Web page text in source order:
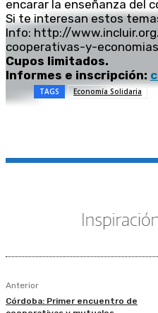
encarar la enseñanza del
Si te interesan estos
Info: http://
cooperativas-y-
Cupos limitados.
Informes e inscripción:
TAGS Economía Solidaria
Anterior
Córdoba: Primer encuentro de